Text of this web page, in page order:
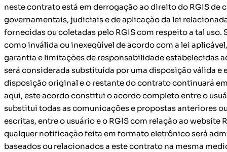
neste contrato está em derrogação ao direito do RGIS
governamentais, judiciais e de aplicação da lei
fornecidas ou coletadas pelo RGIS com respeito a tal
como inválida ou inexeqüível de acordo com a lei
garantia e limitações de responsabilidade estabelecidas
será considerada substituída por uma disposição válida e
disposição original e o restante do contrato continuará
aqui, este acordo constitui o acordo completo entre o
substitui todas as comunicações e propostas anteriores
escritas, entre o usuário e o RGIS com relação ao website
qualquer notificação feita em formato eletrônico será
baseados ou relacionados a este contrato na mesma